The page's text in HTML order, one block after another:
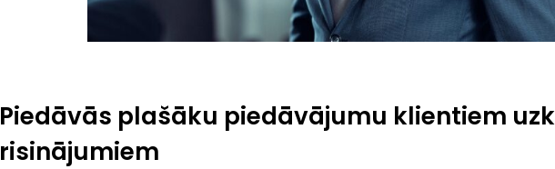
Piedāvās plašāku piedāvājumu klientiem
risinājumiem